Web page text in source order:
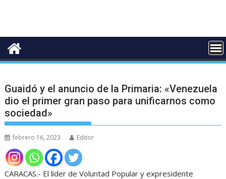
Guaidó y el anuncio de la Primaria: «Venezuela
dio el primer gran paso para unificarnos como
sociedad»
febrero 16, 2023 Editor
CARACAS.- El líder de Voluntad Popular y expresidente